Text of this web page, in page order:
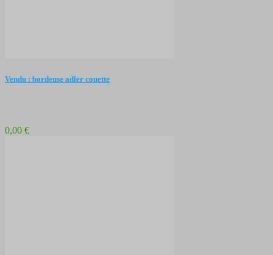
Vendu : bordeuse adler couette
0,00 €